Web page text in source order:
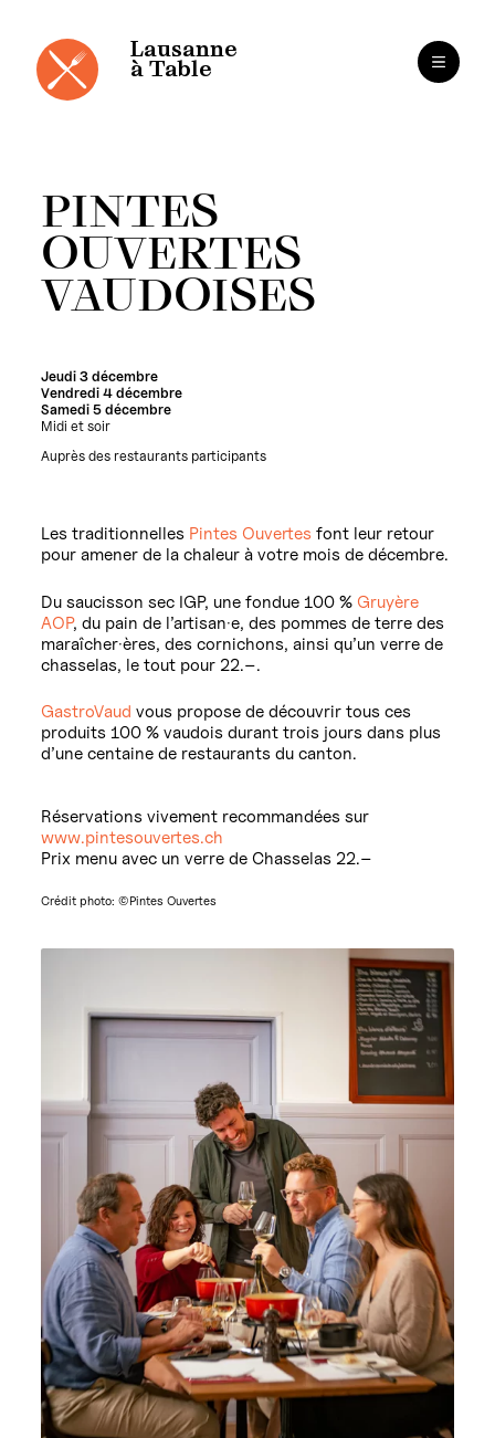
contenu
Lausanne
à Table
PINTES
OUVERTES
VAUDOISES
Jeudi 3 décembre
Vendredi 4 décembre
Samedi 5 décembre
Midi et soir
Auprès des restaurants participants
Les traditionnelles Pintes Ouvertes font leur retour
pour amener de la chaleur à votre mois de décembre.
Du saucisson sec IGP, une fondue 100 % Gruyère
AOP, du pain de l’artisan·e, des pommes de terre des
maraîcher·ères, des cornichons, ainsi qu’un verre de
chasselas, le tout pour 22.–.
GastroVaud vous propose de découvrir tous ces
produits 100 % vaudois durant trois jours dans plus
d’une centaine de restaurants du canton.
Réservations vivement recommandées sur
www.pintesouvertes.ch
Prix menu avec un verre de Chasselas 22.–
Crédit photo: ©Pintes Ouvertes